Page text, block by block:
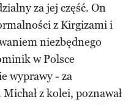
za jej część. On
z Kirgizami i
niezbędnego
w Polsce
wyprawy - za
z kolei, poznawał